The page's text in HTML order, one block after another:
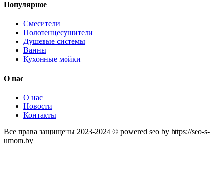
Популярное
Смесители
Полотенцесушители
Душевые системы
Ванны
Кухонные мойки
О нас
О нас
Новости
Контакты
Все права защищены 2023-2024 © powered seo by https://seo-s-
umom.by